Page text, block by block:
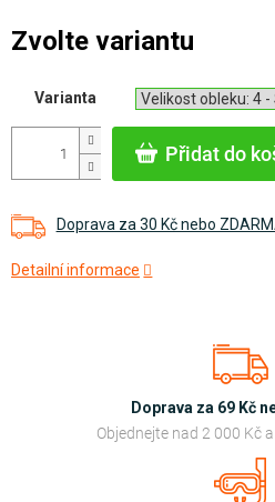
Přidat do
Doprava za 30 Kč nebo
Detailní informace
Zvolte variantu
Varianta
Doprava za 69 Kč
Objednejte nad 2 000 Kč